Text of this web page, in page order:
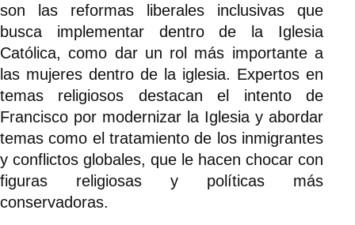
son las reformas liberales inclusivas que
busca implementar dentro de la Iglesia
Católica, como dar un rol más importante a
las mujeres dentro de la iglesia. Expertos en
temas religiosos destacan el intento de
Francisco por modernizar la Iglesia y abordar
temas como el tratamiento de los inmigrantes
y conflictos globales, que le hacen chocar con
figuras religiosas y políticas más
conservadoras.